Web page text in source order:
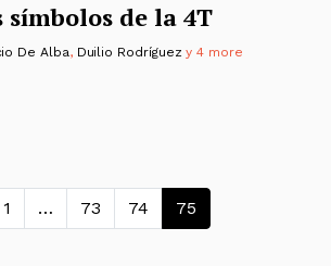
símbolos de la 4T
De Alba, Duilio Rodríguez y 4 more
de entradas
1 … 73 74 75